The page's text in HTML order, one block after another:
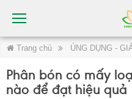
Trang chủ ÚNG DỤNG -
Phân bón có mấy
nào để đạt hiệu quả